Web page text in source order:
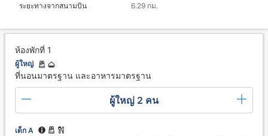
ระยะทางจากสนามบิน 6.29 กม.
ห้องพักที่ 1
ผู้ใหญ่
ที่นอนมาตรฐาน และอาหารมาตรฐาน
ผู้ใหญ่ 2 คน
เด็ก A